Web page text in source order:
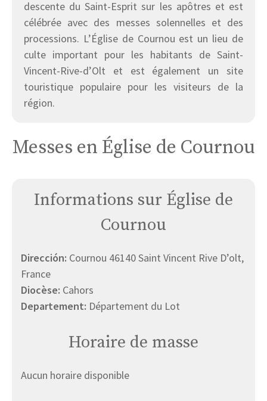
descente du Saint-Esprit sur les apôtres et est
célébrée avec des messes solennelles et des
processions. L’Église de Cournou est un lieu de
culte important pour les habitants de Saint-
Vincent-Rive-d’Olt et est également un site
touristique populaire pour les visiteurs de la
région.
Messes en Église de Cournou
Informations sur Église de
Cournou
Dirección: Cournou 46140 Saint Vincent Rive D’olt,
France
Diocèse: Cahors
Departement: Département du Lot
Horaire de masse
Aucun horaire disponible